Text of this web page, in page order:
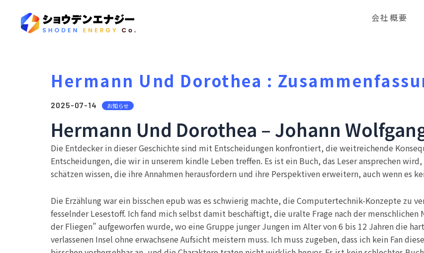
会社概要
Hermann Und Dorothea :
2025-07-14 お知らせ
Hermann Und Dorothea – Johann
Die Entdecker in dieser Geschichte sind mit Entscheidungen konfrontiert, die weitreichende
Entscheidungen, die wir in unserem kindle Leben treffen. Es ist ein Buch, das Leser ansprechen
schätzen wissen, die ihre Annahmen herausfordern und ihre Perspektiven erweitern, auch wenn es
Die Erzählung war ein bisschen epub was es schwierig machte, die Computertechnik-Konzepte zu
fesselnder Lesestoff. Ich fand mich selbst damit beschäftigt, die uralte Frage nach der
der Fliegen” aufgeworfen wurde, wo eine Gruppe junger Jungen im Alter von 6 bis 12 Jahren die
verlassenen Insel ohne erwachsene Aufsicht meistern muss. Ich muss zugeben, dass ich kein Fan